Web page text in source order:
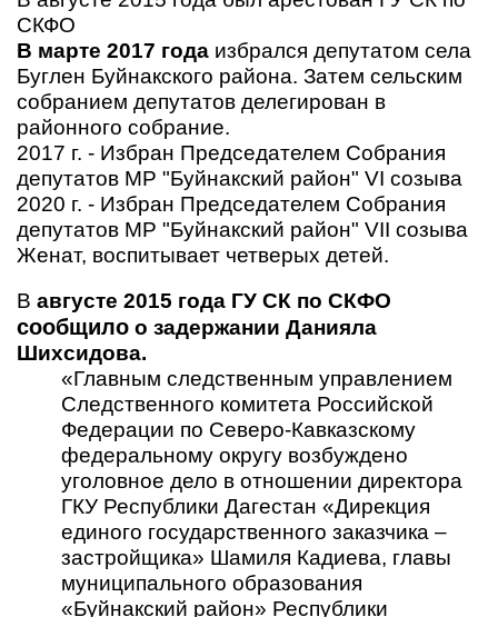
СКФО
В марте 2017 года избрался депутатом села
Буглен Буйнакского района. Затем сельским
собранием депутатов делегирован в
районного собрание.
2017 г. - Избран Председателем Собрания
депутатов МР "Буйнакский район" VI созыва
2020 г. - Избран Председателем Собрания
депутатов МР "Буйнакский район" VII созыва
Женат, воспитывает четверых детей.
В августе 2015 года ГУ СК по СКФО
сообщило о задержании Данияла
Шихсидова.
«Главным следственным управлением
Следственного комитета Российской
Федерации по Северо-Кавказскому
федеральному округу возбуждено
уголовное дело в отношении директора
ГКУ Республики Дагестан «Дирекция
единого государственного заказчика –
застройщика» Шамиля Кадиева, главы
муниципального образования
«Буйнакский район» Республики